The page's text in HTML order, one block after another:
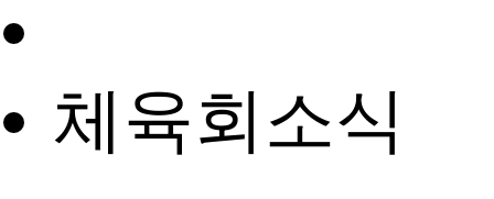
체육회소식